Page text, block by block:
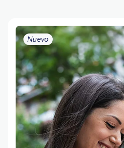
Nuevo